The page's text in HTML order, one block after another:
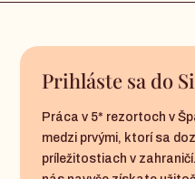
Prihláste sa do
Práca v 5* rezortoch v
medzi prvými, ktorí sa
príležitostiach v